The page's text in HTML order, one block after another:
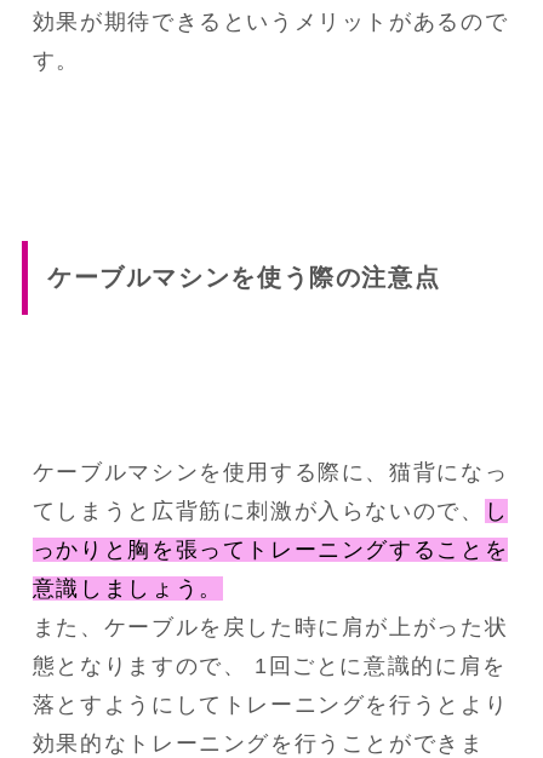
効果が期待できるというメリットがあるので
す。
ケーブルマシンを使う際の注意点
ケーブルマシンを使用する際に、猫背になっ
てしまうと広背筋に刺激が入らないので、
し
っかりと胸を張ってトレーニングすることを
意識しましょう。
また、ケーブルを戻した時に肩が上がった状
態となりますので、 1回ごとに意識的に肩を
落とすようにしてトレーニングを行うとより
効果的なトレーニングを行うことができま